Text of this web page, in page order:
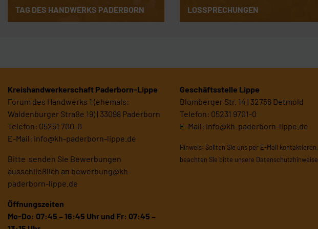
TAG DES HANDWERKS PADERBORN LOSSPRECHUNGEN
Kreishandwerkerschaft Paderborn-Lippe
Forum des Handwerks 1 (ehemals:
Waldenburger Straße 19) | 33098 Paderborn
Telefon: 05251 700-0
E-Mail: info@kh-paderborn-lippe.de
Bitte senden Sie Bewerbungen
ausschließlich an bewerbung@kh-
paderborn-lippe.de
Öffnungszeiten
Mo-Do: 07:45 – 16:45 Uhr und Fr: 07:45 –
Geschäftsstelle Lippe
Blomberger Str. 14 | 32756 Detmold
Telefon: 05231 9701-0
E-Mail: info@kh-paderborn-lippe.de
Hinweis: Sollten Sie uns per E-Mail kontaktieren,
beachten Sie bitte unsere Datenschutzhinweise